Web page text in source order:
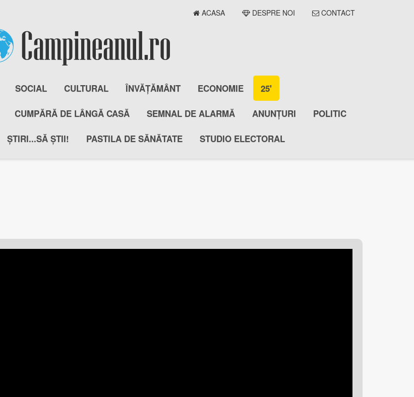
ACASA DESPRE NOI CONTACT
SOCIAL CULTURAL ÎNVĂȚĂMÂNT ECONOMIE 25'
CUMPĂRĂ DE LÂNGĂ CASĂ SEMNAL DE ALARMĂ ANUNȚURI POLITIC
ȘTIRI...SĂ ȘTII! PASTILA DE SĂNĂTATE STUDIO ELECTORAL